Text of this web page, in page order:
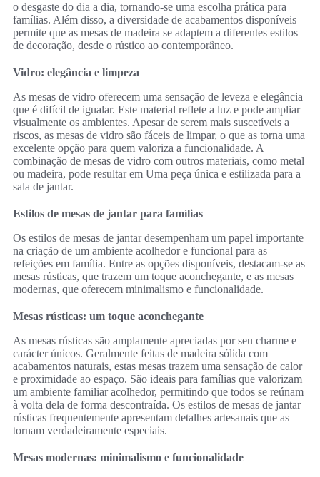
o desgaste do dia a dia, tornando-se uma escolha prática para
famílias. Além disso, a diversidade de acabamentos disponíveis
permite que as mesas de madeira se adaptem a diferentes estilos
de decoração, desde o rústico ao contemporâneo.
Vidro: elegância e limpeza
As mesas de vidro oferecem uma sensação de leveza e elegância
que é difícil de igualar. Este material reflete a luz e pode ampliar
visualmente os ambientes. Apesar de serem mais suscetíveis a
riscos, as mesas de vidro são fáceis de limpar, o que as torna uma
excelente opção para quem valoriza a funcionalidade. A
combinação de mesas de vidro com outros materiais, como metal
ou madeira, pode resultar em Uma peça única e estilizada para a
sala de jantar.
Estilos de mesas de jantar para famílias
Os estilos de mesas de jantar desempenham um papel importante
na criação de um ambiente acolhedor e funcional para as
refeições em família. Entre as opções disponíveis, destacam-se as
mesas rústicas, que trazem um toque aconchegante, e as mesas
modernas, que oferecem minimalismo e funcionalidade.
Mesas rústicas: um toque aconchegante
As mesas rústicas são amplamente apreciadas por seu charme e
carácter únicos. Geralmente feitas de madeira sólida com
acabamentos naturais, estas mesas trazem uma sensação de calor
e proximidade ao espaço. São ideais para famílias que valorizam
um ambiente familiar acolhedor, permitindo que todos se reúnam
à volta dela de forma descontraída. Os estilos de mesas de jantar
rústicas frequentemente apresentam detalhes artesanais que as
tornam verdadeiramente especiais.
Mesas modernas: minimalismo e funcionalidade